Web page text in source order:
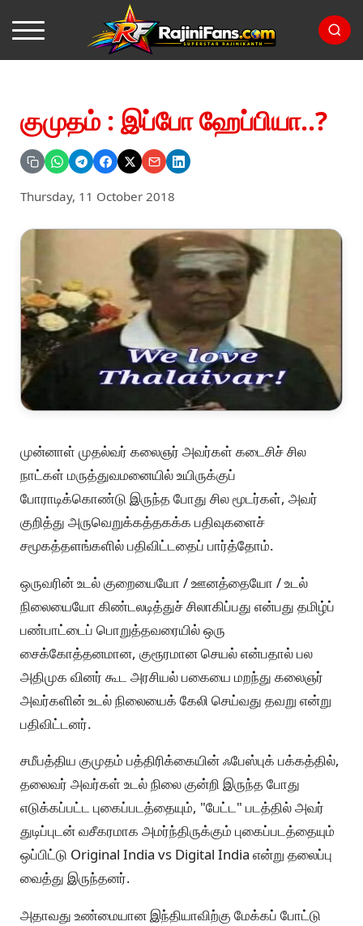
குமுதம் : இப்போ ஹேப்பியா..?
Thursday, 11 October 2018
முன்னாள் முதல்வர் கலைஞர் அவர்கள் கடைசிச் சில
நாட்கள் மருத்துவமனையில் உயிருக்குப்
போராடிக்கொண்டு இருந்த போது சில மூடர்கள், அவர்
குறித்து அருவெறுக்கத்தகக்க பதிவுகளைச்
சமூகத்தளங்களில் பதிவிட்டதைப் பார்த்தோம்.
ஒருவரின் உடல் குறையையோ / ஊனத்தையோ / உடல்
நிலையையோ கிண்டலடித்துச் சிலாகிப்பது என்பது தமிழ்ப்
பண்பாட்டைப் பொறுத்தவரையில் ஒரு
சைக்கோத்தனமான, குரூரமான செயல் என்பதால் பல
அதிமுக வினர் கூட அரசியல் பகையை மறந்து கலைஞர்
அவர்களின் உடல் நிலையைக் கேலி செய்வது தவறு என்று
பதிவிட்டனர்.
சமீபத்திய குமுதம் பத்திரிக்கையின் ஃபேஸ்புக் பக்கத்தில்,
தலைவர் அவர்கள் உடல் நிலை குன்றி இருந்த போது
எடுக்கப்பட்ட புகைப்படத்தையும், "பேட்ட" படத்தில் அவர்
துடிப்புடன் வசீகரமாக அமர்ந்திருக்கும் புகைப்படத்தையும்
ஒப்பிட்டு Original India vs Digital India என்று தலைப்பு
வைத்து இருந்தனர்.
அதாவது உண்மையான இந்தியாவிற்கு மேக்கப் போட்டு